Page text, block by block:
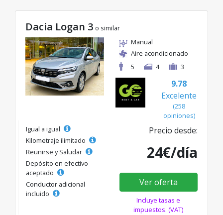
Dacia Logan 3 o similar
Manual
Aire acondicionado
5
4 3
9.78
Excelente
(258
opiniones)
Igual a igual
Kilometraje ilimitado
Reunirse y Saludar
Depósito en efectivo
aceptado
Conductor adicional
incluido
Precio desde:
24€/día
Ver oferta
Incluye tasas e
impuestos. (VAT)